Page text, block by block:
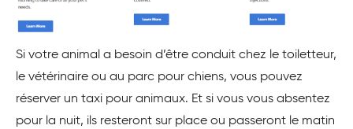
Si votre animal a besoin d’être conduit chez le toiletteur,
le vétérinaire ou au parc pour chiens, vous pouvez
réserver un taxi pour animaux. Et si vous vous absentez
pour la nuit, ils resteront sur place ou passeront le matin